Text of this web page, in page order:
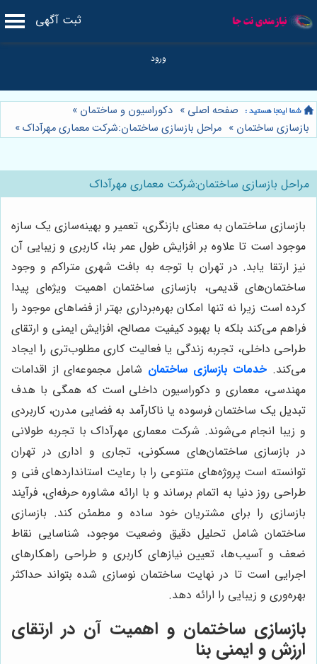
ثبت آگهی
صفحه اصلی » دکوراسیون و ساختمان »
بازسازی ساختمان » مراحل بازسازی ساختمان:شرکت معماری مهرآداک»
مراحل بازسازی ساختمان:شرکت معماری مهرآداک
بازسازی ساختمان به معنای بازنگری، تعمیر و بهینه‌سازی یک سازه
موجود است تا علاوه بر افزایش طول عمر بنا، کاربری و زیبایی آن
نیز ارتقا یابد. در تهران با توجه به بافت شهری متراکم و وجود
ساختمان‌های قدیمی، بازسازی ساختمان اهمیت ویژه‌ای پیدا
کرده است زیرا نه تنها امکان بهره‌برداری بهتر از فضاهای موجود را
فراهم می‌کند بلکه با بهبود کیفیت مصالح، افزایش ایمنی و ارتقای
طراحی داخلی، تجربه زندگی یا فعالیت کاری مطلوب‌تری را ایجاد
می‌کند. خدمات بازسازی ساختمان شامل مجموعه‌ای از اقدامات
مهندسی، معماری و دکوراسیون داخلی است که همگی با هدف
تبدیل یک ساختمان فرسوده یا ناکارآمد به فضایی مدرن، کاربردی
و زیبا انجام می‌شوند. شرکت معماری مهرآداک با تجربه طولانی
در بازسازی ساختمان‌های مسکونی، تجاری و اداری در تهران
توانسته است پروژه‌های متنوعی را با رعایت استانداردهای فنی و
طراحی روز دنیا به اتمام برساند و با ارائه مشاوره حرفه‌ای، فرآیند
بازسازی را برای مشتریان خود ساده و مطمئن کند. بازسازی
ساختمان شامل تحلیل دقیق وضعیت موجود، شناسایی نقاط
ضعف و آسیب‌ها، تعیین نیازهای کاربری و طراحی راهکارهای
اجرایی است تا در نهایت ساختمان نوسازی شده بتواند حداکثر
بهره‌وری و زیبایی را ارائه دهد.
بازسازی ساختمان و اهمیت آن در ارتقای
ارزش و ایمنی بنا